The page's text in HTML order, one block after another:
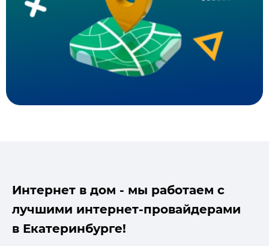
Интернет в дом - мы работаем с
лучшими интернет-провайдерами
в Екатеринбурге!